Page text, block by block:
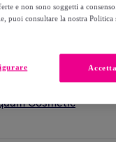
vecchio prodotto
Cosmetic
e non sono soggetti a
puoi consultare la nostra Politica